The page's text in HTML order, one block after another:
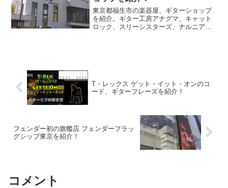
東京都福生市の楽器屋、ギターショップ
を紹介。ギター工房アナグマ、キャット
ロック、スリーシスターズ、ナルニア
T・レックス ゲット・イット・オンのコ
ード、ギターフレーズを紹介！
フェンダー初の旗艦店 フェンダーフラッ
グシップ東京を紹介！
コメント